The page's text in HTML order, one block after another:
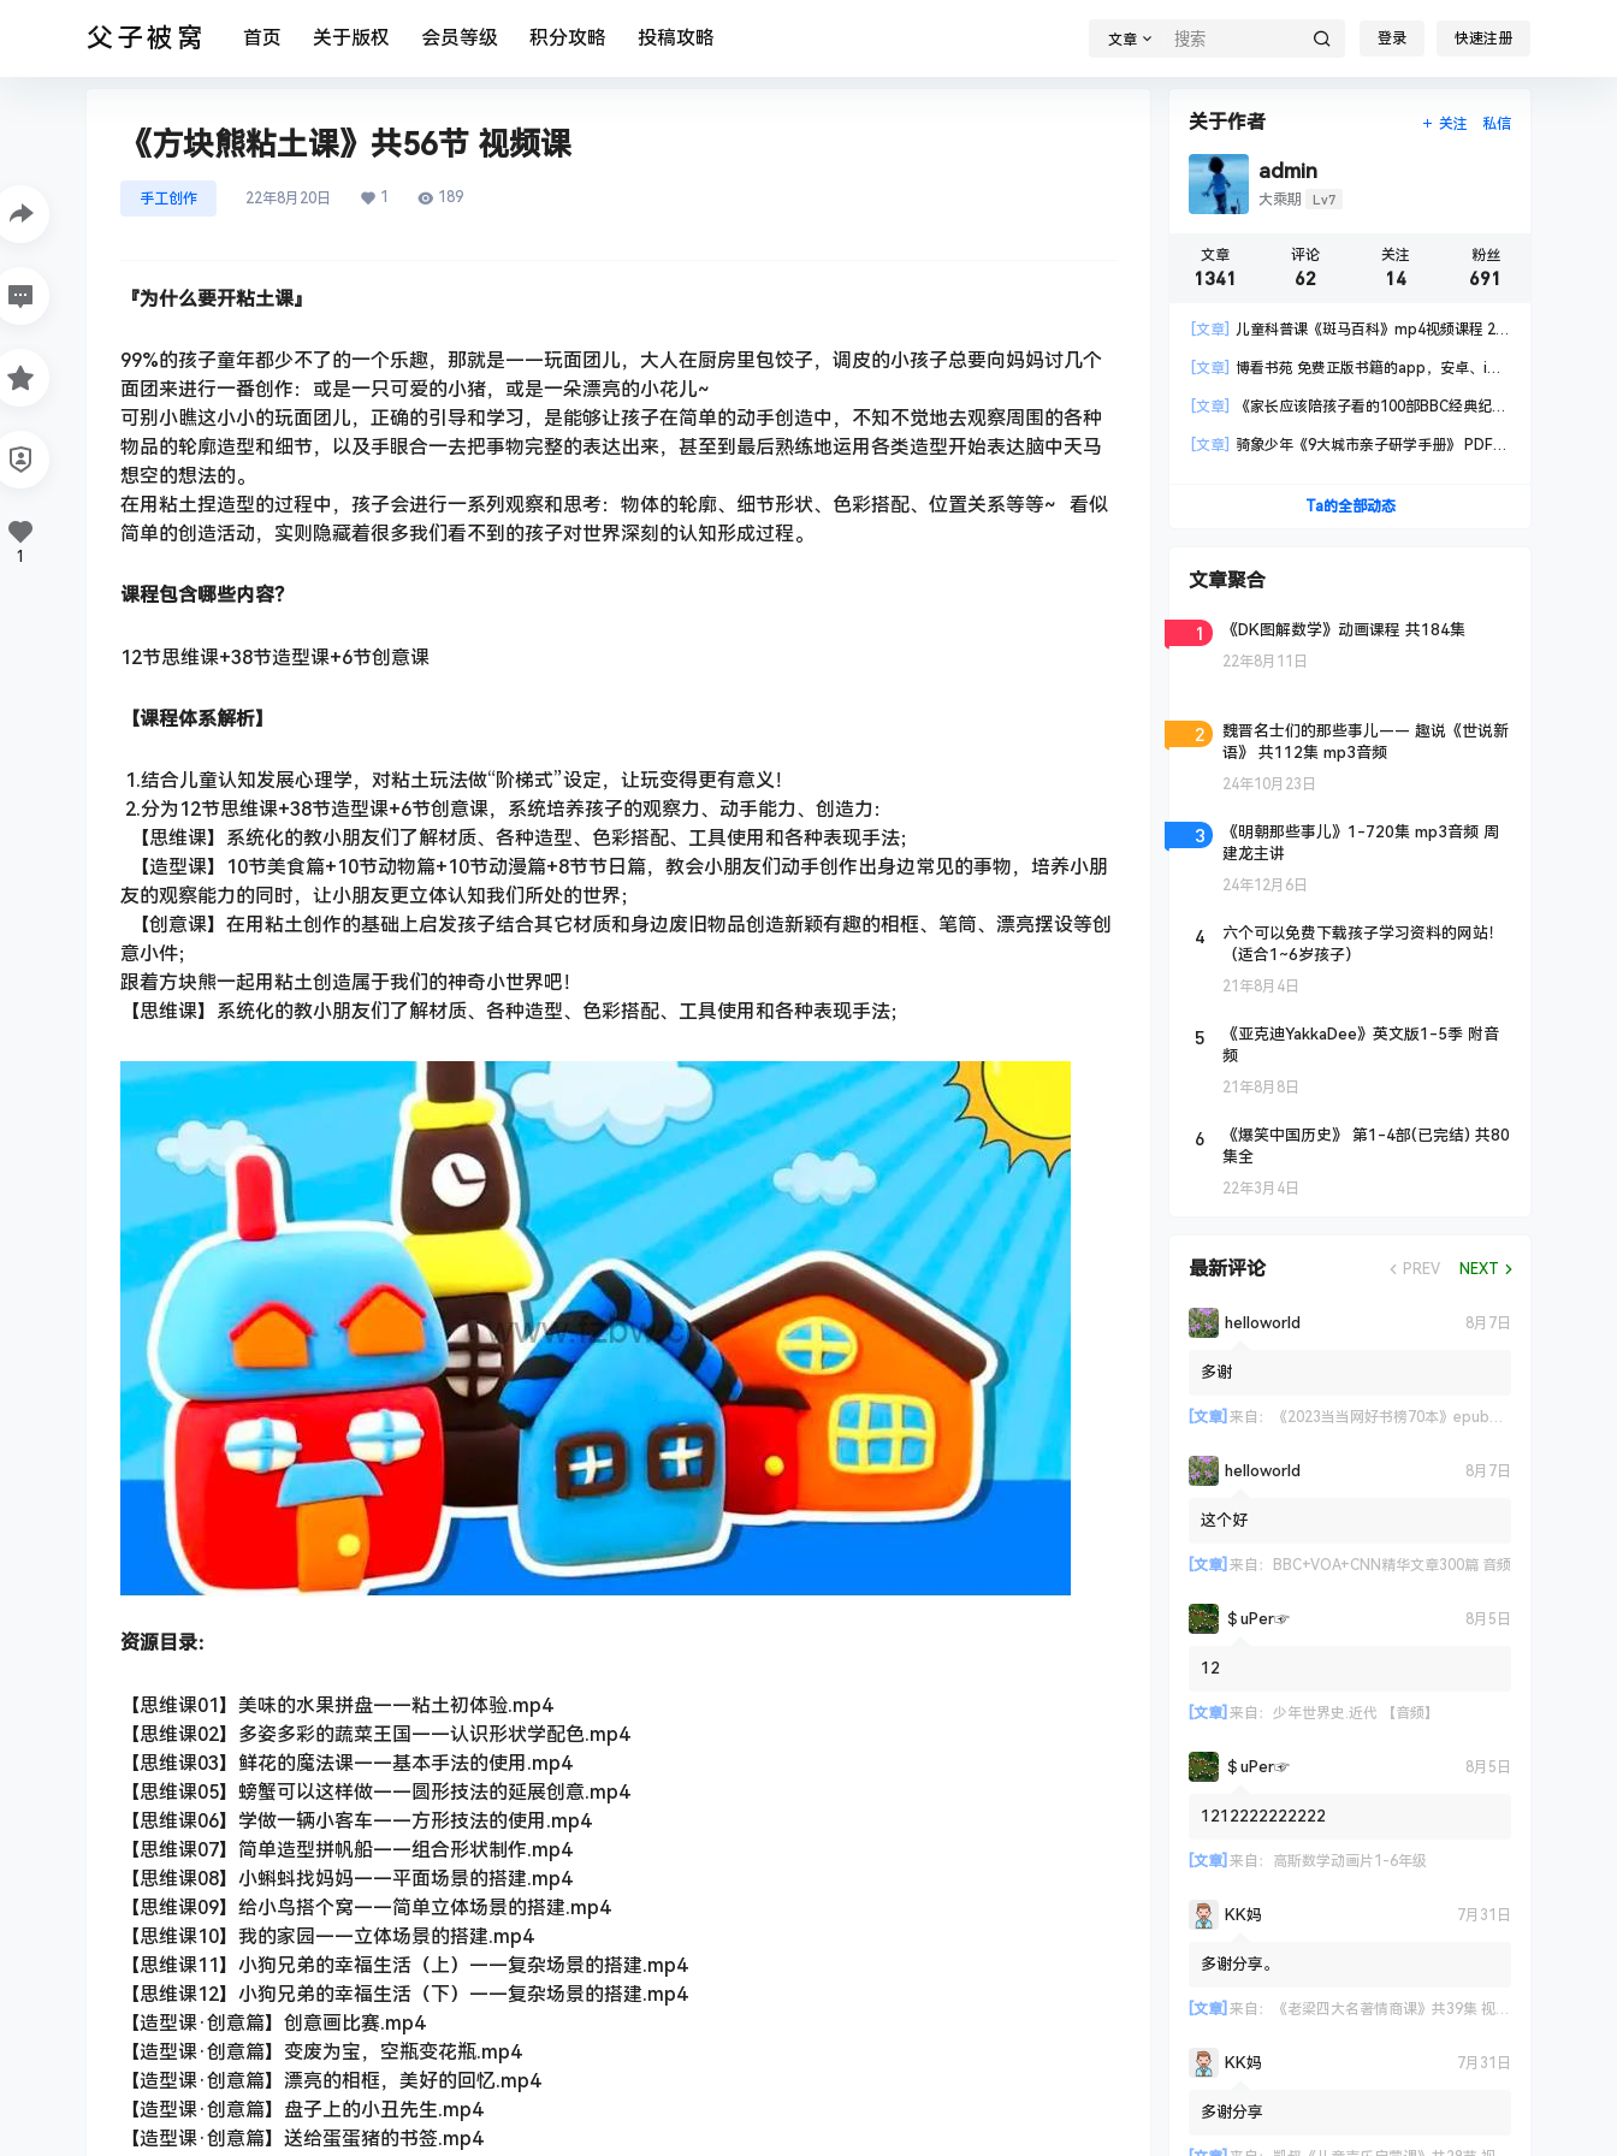
父子被窝 首页 关于版权 会员等级 积分攻略 投稿攻略 文章 登录 快速注册
《方块熊粘土课》共56节 视频课
手工创作 22年8月20日 1 189
『为什么要开粘土课』
99%的孩子童年都少不了的一个乐趣，那就是——玩面团儿，大人在厨房里包饺子，调皮的小孩子总要向妈妈讨几个
面团来进行一番创作：或是一只可爱的小猪，或是一朵漂亮的小花儿~
可别小瞧这小小的玩面团儿，正确的引导和学习，是能够让孩子在简单的动手创造中，不知不觉地去观察周围的各种
物品的轮廓造型和细节，以及手眼合一去把事物完整的表达出来，甚至到最后熟练地运用各类造型开始表达脑中天马
想空的想法的。
在用粘土捏造型的过程中，孩子会进行一系列观察和思考：物体的轮廓、细节形状、色彩搭配、位置关系等等~ 看似
简单的创造活动，实则隐藏着很多我们看不到的孩子对世界深刻的认知形成过程。
课程包含哪些内容？
12节思维课+38节造型课+6节创意课
【课程体系解析】
1.结合儿童认知发展心理学，对粘土玩法做“阶梯式”设定，让玩变得更有意义！
2.分为12节思维课+38节造型课+6节创意课，系统培养孩子的观察力、动手能力、创造力：
【思维课】系统化的教小朋友们了解材质、各种造型、色彩搭配、工具使用和各种表现手法；
【造型课】10节美食篇+10节动物篇+10节动漫篇+8节节日篇，教会小朋友们动手创作出身边常见的事物，培养小朋
友的观察能力的同时，让小朋友更立体认知我们所处的世界；
【创意课】在用粘土创作的基础上启发孩子结合其它材质和身边废旧物品创造新颖有趣的相框、笔筒、漂亮摆设等创
意小件；
跟着方块熊一起用粘土创造属于我们的神奇小世界吧！
【思维课】系统化的教小朋友们了解材质、各种造型、色彩搭配、工具使用和各种表现手法；
资源目录：
【思维课01】美味的水果拼盘——粘土初体验.mp4
【思维课02】多姿多彩的蔬菜王国——认识形状学配色.mp4
【思维课03】鲜花的魔法课——基本手法的使用.mp4
【思维课05】螃蟹可以这样做——圆形技法的延展创意.mp4
【思维课06】学做一辆小客车——方形技法的使用.mp4
【思维课07】简单造型拼帆船——组合形状制作.mp4
【思维课08】小蝌蚪找妈妈——平面场景的搭建.mp4
【思维课09】给小鸟搭个窝——简单立体场景的搭建.mp4
【思维课10】我的家园——立体场景的搭建.mp4
【思维课11】小狗兄弟的幸福生活（上）——复杂场景的搭建.mp4
【思维课12】小狗兄弟的幸福生活（下）——复杂场景的搭建.mp4
【造型课·创意篇】创意画比赛.mp4
【造型课·创意篇】变废为宝，空瓶变花瓶.mp4
【造型课·创意篇】漂亮的相框，美好的回忆.mp4
【造型课·创意篇】盘子上的小丑先生.mp4
【造型课·创意篇】送给蛋蛋猪的书签.mp4
1
关于作者 关注 私信
admin
大乘期 Lv7
文章
1341
评论
62
关注
14
粉丝
691
[文章]
儿童科普课《斑马百科》mp4视频课程 20
[文章]
博看书苑 免费正版书籍的app，安卓、iOS
[文章]
《家长应该陪孩子看的100部BBC经典纪录
[文章]
骑象少年《9大城市亲子研学手册》 PDF格
Ta的全部动态
文章聚合
1 《DK图解数学》动画课程 共184集
22年8月11日
2
魏晋名士们的那些事儿—— 趣说《世说新
语》 共112集 mp3音频
24年10月23日
3
《明朝那些事儿》1-720集 mp3音频 周
建龙主讲
24年12月6日
4
六个可以免费下载孩子学习资料的网站！
（适合1~6岁孩子）
21年8月4日
5
《亚克迪YakkaDee》英文版1-5季 附音
频
21年8月8日
6
《爆笑中国历史》 第1-4部(已完结) 共80
集全
22年3月4日
最新评论 PREV NEXT
helloworld 8月7日
多谢
[文章] 来自： 《2023当当网好书榜70本》epub+azw3+mobi格式
helloworld 8月7日
这个好
[文章] 来自： BBC+VOA+CNN精华文章300篇 音频
＄uΡer☞ 8月5日
12
[文章] 来自： 少年世界史.近代 【音频】
＄uΡer☞ 8月5日
1212222222222
[文章] 来自： 高斯数学动画片1-6年级
KK妈 7月31日
多谢分享。
[文章] 来自： 《老梁四大名著情商课》共39集 视频课程
KK妈 7月31日
多谢分享